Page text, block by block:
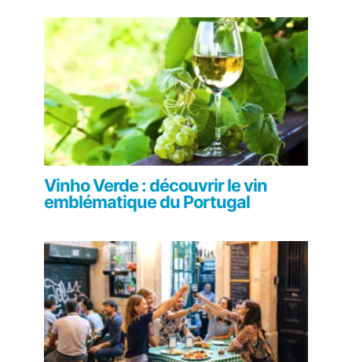
Vinho Verde : découvrir le vin
emblématique du Portugal